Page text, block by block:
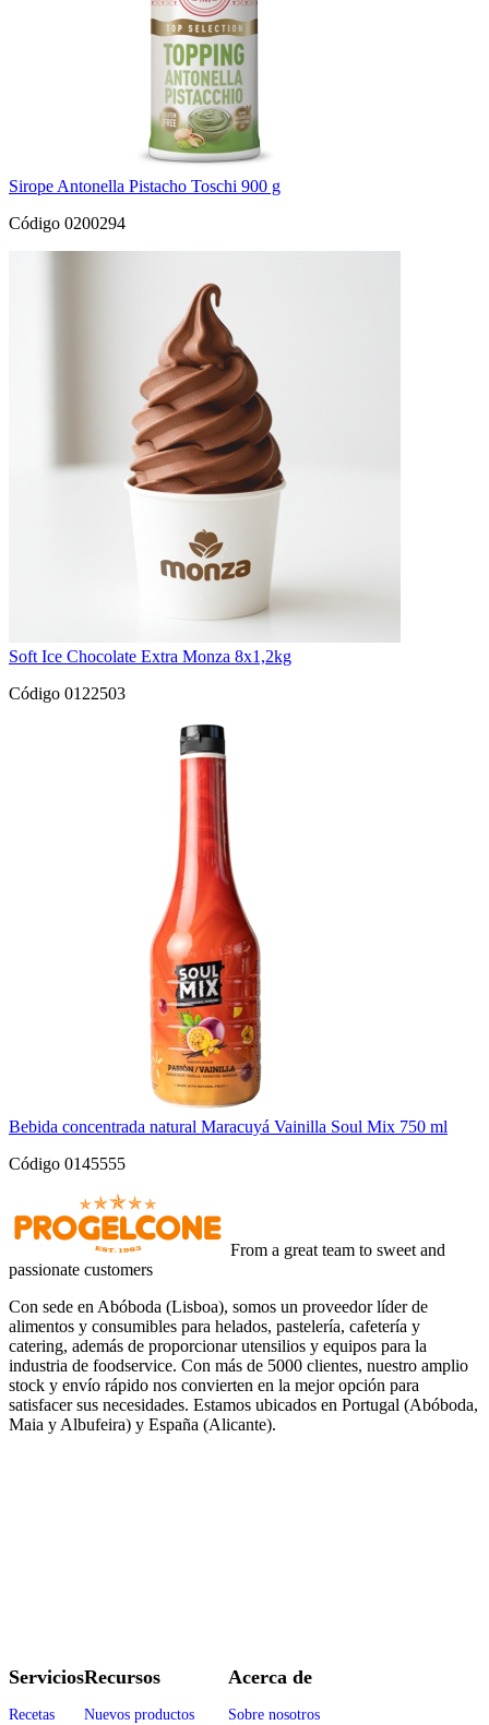
Sirope Antonella Pistacho Toschi 900 g
Código 0200294
Soft Ice Chocolate Extra Monza 8x1,2kg
Código 0122503
Bebida concentrada natural Maracuyá Vainilla Soul Mix 750 ml
Código 0145555
From a great team to sweet and
passionate customers
Con sede en Abóboda (Lisboa), somos un proveedor líder de
alimentos y consumibles para helados, pastelería, cafetería y
catering, además de proporcionar utensilios y equipos para la
industria de foodservice. Con más de 5000 clientes, nuestro amplio
stock y envío rápido nos convierten en la mejor opción para
satisfacer sus necesidades. Estamos ubicados en Portugal (Abóboda,
Maia y Albufeira) y España (Alicante).
Servicios
Recetas
Recursos
Nuevos productos
Acerca de
Sobre nosotros